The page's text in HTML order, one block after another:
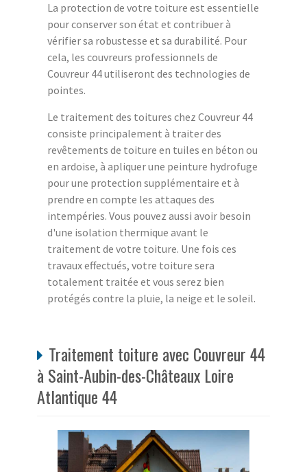
La protection de votre toiture est essentielle
pour conserver son état et contribuer à
vérifier sa robustesse et sa durabilité. Pour
cela, les couvreurs professionnels de
Couvreur 44 utiliseront des technologies de
pointes.
Le traitement des toitures chez Couvreur 44
consiste principalement à traiter des
revêtements de toiture en tuiles en béton ou
en ardoise, à apliquer une peinture hydrofuge
pour une protection supplémentaire et à
prendre en compte les attaques des
intempéries. Vous pouvez aussi avoir besoin
d'une isolation thermique avant le
traitement de votre toiture. Une fois ces
travaux effectués, votre toiture sera
totalement traitée et vous serez bien
protégés contre la pluie, la neige et le soleil.
Traitement toiture avec Couvreur 44
à Saint-Aubin-des-Châteaux Loire
Atlantique 44